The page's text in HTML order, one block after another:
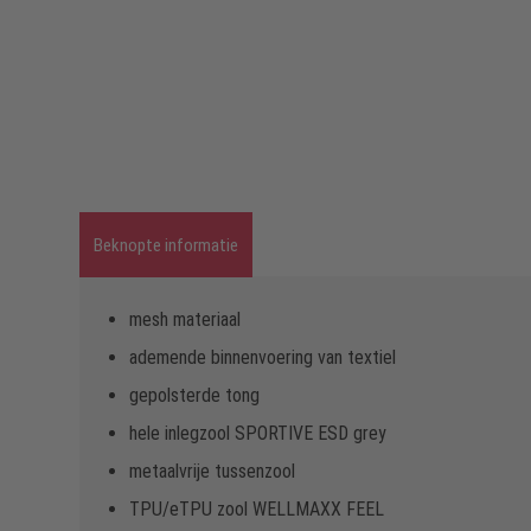
Beknopte informatie
mesh materiaal
ademende binnenvoering van textiel
gepolsterde tong
hele inlegzool SPORTIVE ESD grey
metaalvrije tussenzool
TPU/eTPU zool WELLMAXX FEEL